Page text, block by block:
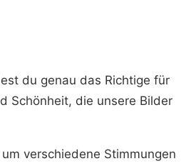
du genau das Richtige für
Schönheit, die unsere Bilder
verschiedene Stimmungen